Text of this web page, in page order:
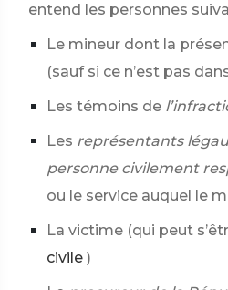
entend les personnes
Le mineur dont la
(sauf si ce n’est pas
Les témoins de
Les représentants
personne civilement
ou le service auquel le
La victime (qui peut
civile )